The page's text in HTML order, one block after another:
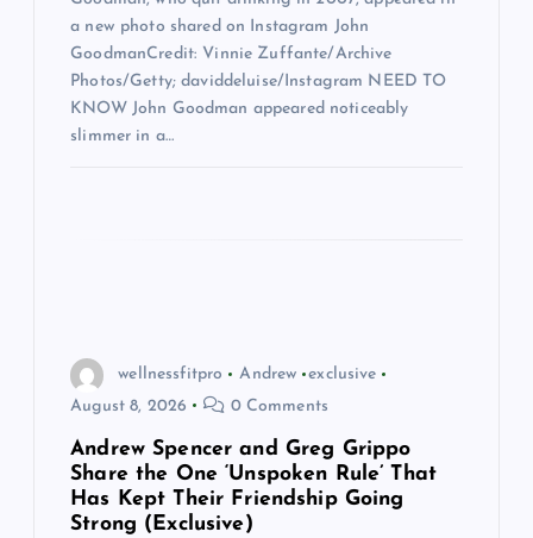
a new photo shared on Instagram John
GoodmanCredit: Vinnie Zuffante/Archive
Photos/Getty; daviddeluise/Instagram NEED TO
KNOW John Goodman appeared noticeably
slimmer in a…
wellnessfitpro Andrew
exclusive
August 8, 2026
0 Comments
Andrew Spencer and Greg Grippo
Share the One ‘Unspoken Rule’ That
Has Kept Their Friendship Going
Strong (Exclusive)